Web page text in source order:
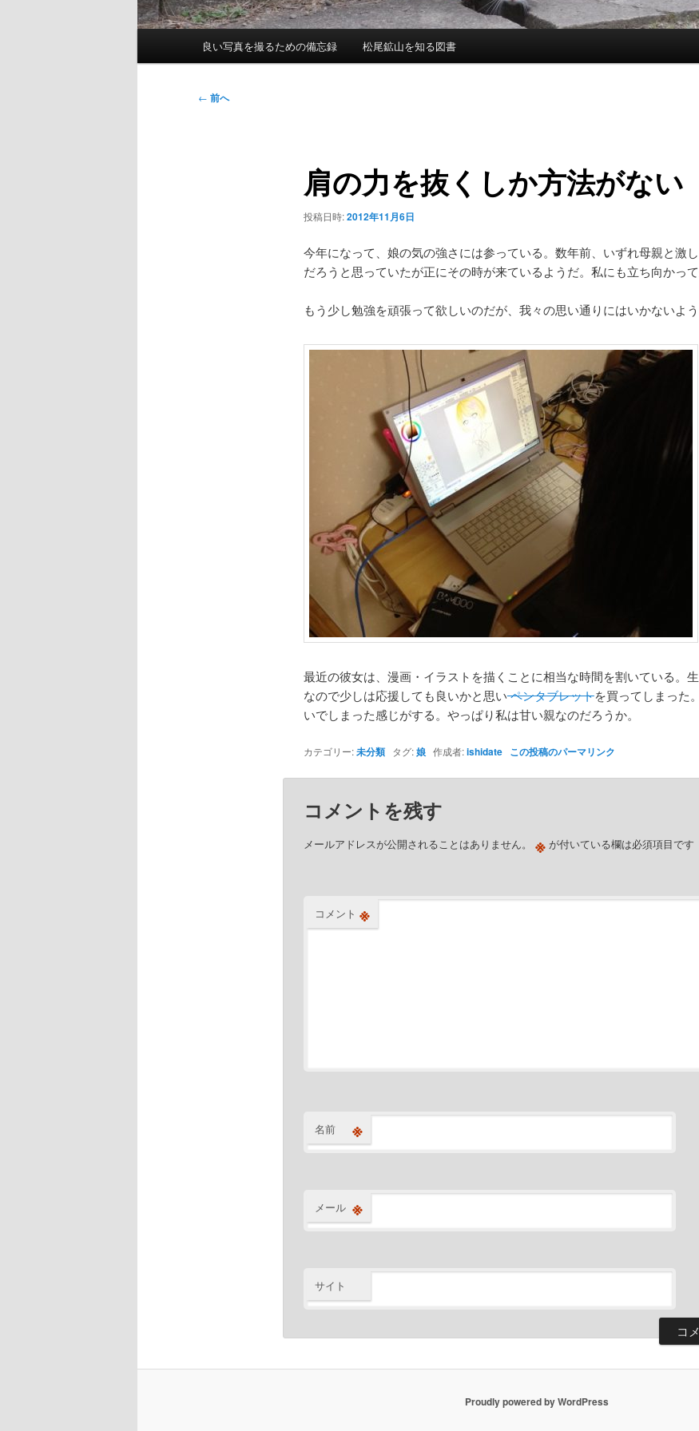
良い写真を撮るための備忘録 松尾鉱山を知る図書
投
← 前へ
肩の力を抜くしか方法がない
投稿日時:2012年11月6日
今年になって、娘の気の強さには参っている。数年前、いずれ母親と激
だろうと思っていたが正にその時が来ているようだ。私にも立ち向かって
もう少し勉強を頑張って欲しいのだが、我々の思い通りにはいかないよう
最近の彼女は、漫画・イラストを描くことに相当な時間を割いている。
なので少しは応援しても良いかと思いペンタブレットを買ってしまった
いでしまった感じがする。やっぱり私は甘い親なのだろうか。
カテゴリー:未分類タグ:娘作成者:ishidate この投稿のパーマリンク
コメントを残す
メールアドレスが公開されることはありません。 ※が付いている欄は必須項目です
コメント ※
名前 ※
メール ※
サイト
Proudly powered by WordPress